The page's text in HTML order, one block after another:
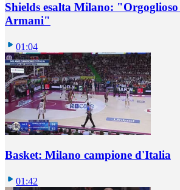
Shields esalta Milano:
Armani"
01:04
Basket: Milano campione d'Italia
01:42